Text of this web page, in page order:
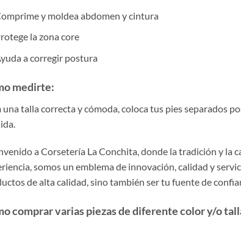
y moldea abdomen y cintura
la zona core
a corregir postura
medirte:
una talla correcta y cómoda, coloca tus pies separados
a Corsetería La Conchita, donde la tradición y
somos un emblema de innovación, calidad y
de alta calidad, sino también ser tu fuente de
comprar varias piezas de diferente color y/o